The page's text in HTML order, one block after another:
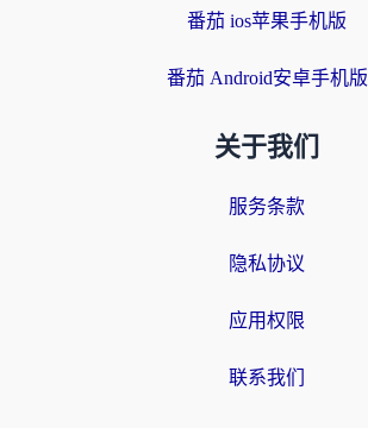
番茄 ios苹果手机版
番茄 Android安卓手机版
关于我们
服务条款
隐私协议
应用权限
联系我们